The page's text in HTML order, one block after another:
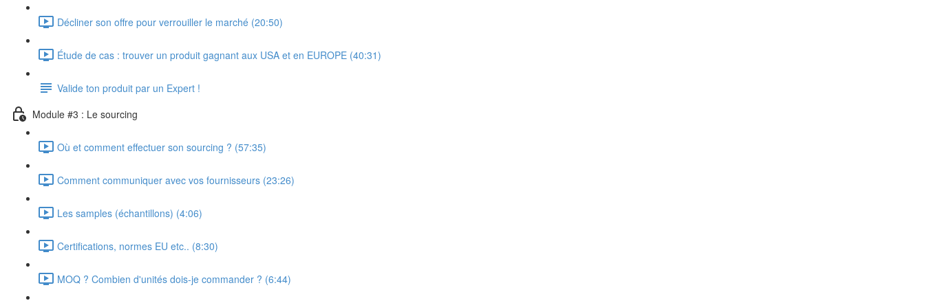
Décliner son offre pour verrouiller le marché (20:50)
Étude de cas : trouver un produit gagnant aux USA et en EUROPE (40:31)
Valide ton produit par un Expert !
Module #3 : Le sourcing
Où et comment effectuer son sourcing ? (57:35)
Comment communiquer avec vos fournisseurs (23:26)
Les samples (échantillons) (4:06)
Certifications, normes EU etc.. (8:30)
MOQ ? Combien d'unités dois-je commander ? (6:44)